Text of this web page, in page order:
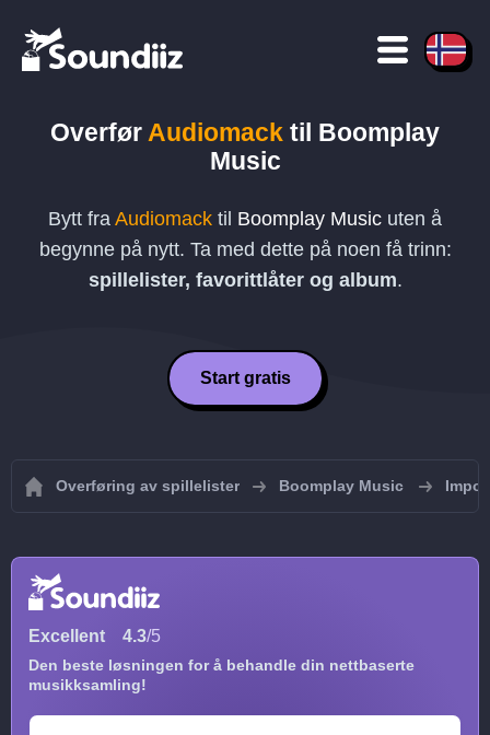
Overfør Audiomack til Boomplay
Music
Bytt fra Audiomack til Boomplay Music uten å
begynne på nytt. Ta med dette på noen få trinn:
spillelister, favorittlåter og album.
Start gratis
Overføring av spillelister Boomplay Music
Excellent 4.3/5
Den beste løsningen for å behandle din nettbaserte
musikksamling!